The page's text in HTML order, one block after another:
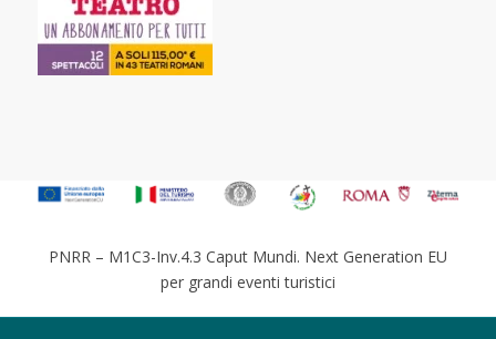
PNRR – M1C3-Inv.4.3 Caput Mundi. Next Generation EU
per grandi eventi turistici